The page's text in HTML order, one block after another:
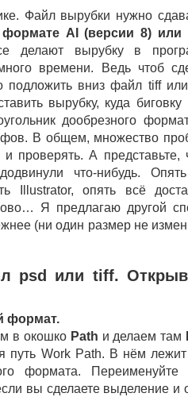
Файл вырубки нужно
формате AI (версии 8) или
делают вырубку в
времени. Ведь чтоб
подложить вниз файл tiff
вырубку, куда биговку
дообрезного
В общем, множество
проверять. А представьте,
что-нибудь.
Illustrator, опять всё
Я предлагаю другой
(ни один размер не
psd или tiff.
формат.
в окошко Path и делаем там
путь Work Path. В нём
формата. Переименуйте
вы сделаете выделение и